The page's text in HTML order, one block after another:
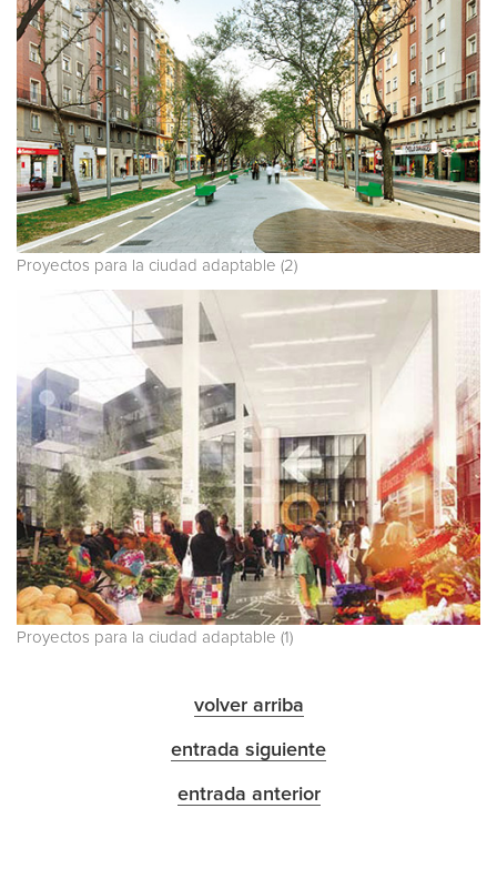
Proyectos para la ciudad adaptable (2)
Proyectos para la ciudad adaptable (1)
volver arriba
entrada siguiente
entrada anterior